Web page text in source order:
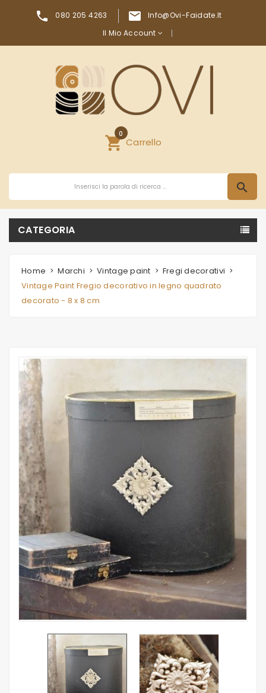
 080 205 4263 
Info@ovi-Faidate.it
Il Mio Account
shopping_cartCarrello
0
search
CATEGORIA
Home Marchi Vintage paint
Fregi decorativi
Vintage Paint Fregio decorativo in legno quadrato
decorato - 8 x 8 cm